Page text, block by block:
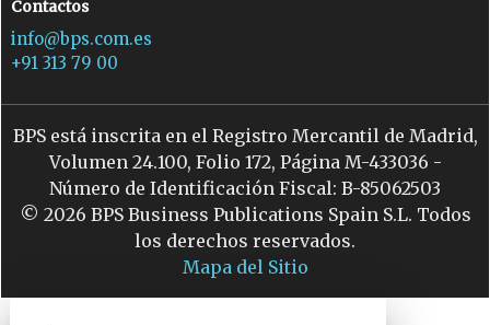
Contactos
info@bps.com.es
+91 313 79 00
BPS está inscrita en el Registro Mercantil de Madrid,
Volumen 24.100, Folio 172, Página M-433036 -
Número de Identificación Fiscal: B-85062503
© 2026 BPS Business Publications Spain S.L. Todos
los derechos reservados.
Mapa del Sitio